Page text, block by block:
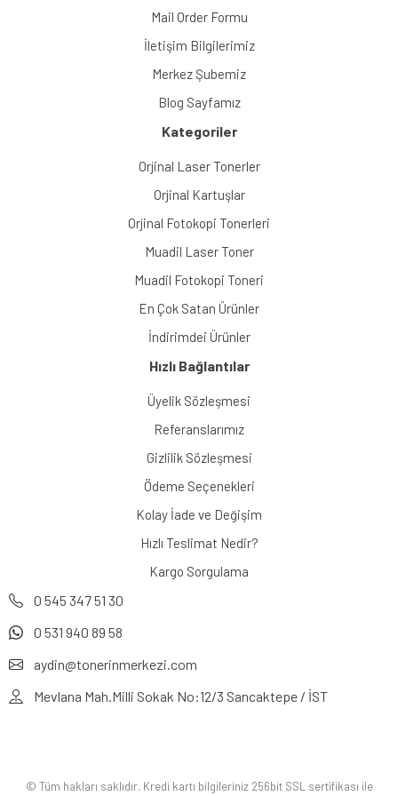
Mail Order Formu
İletişim Bilgilerimiz
Merkez Şubemiz
Blog Sayfamız
Kategoriler
Orjinal Laser Tonerler
Orjinal Kartuşlar
Orjinal Fotokopi Tonerleri
Muadil Laser Toner
Muadil Fotokopi Toneri
En Çok Satan Ürünler
İndirimdei Ürünler
Hızlı Bağlantılar
Üyelik Sözleşmesi
Referanslarımız
Gizlilik Sözleşmesi
Ödeme Seçenekleri
Kolay İade ve Değişim
Hızlı Teslimat Nedir?
Kargo Sorgulama
0 545 347 51 30
0 531 940 89 58
aydin@tonerinmerkezi.com
Mevlana Mah.Milli Sokak No:12/3 Sancaktepe / İST
© Tüm hakları saklıdır. Kredi kartı bilgileriniz 256bit SSL sertifikası ile